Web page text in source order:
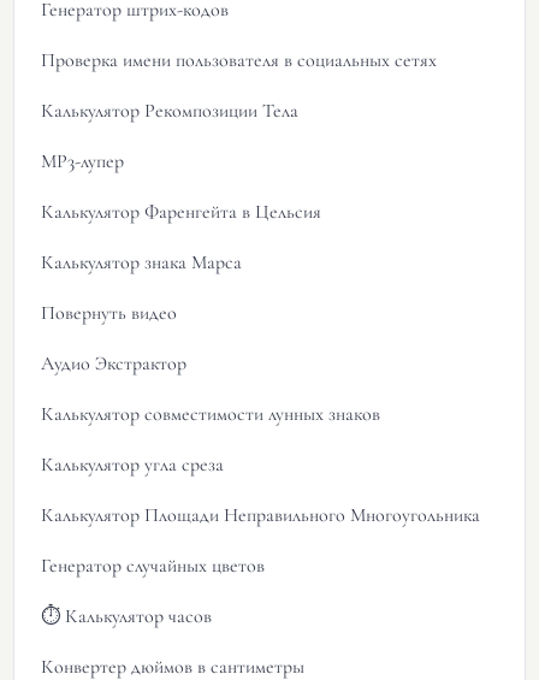
Генератор штрих-кодов
Проверка имени пользователя в социальных сетях
Калькулятор Рекомпозиции Тела
MP3-лупер
Калькулятор Фаренгейта в Цельсия
Калькулятор знака Марса
Повернуть видео
Аудио Экстрактор
Калькулятор совместимости лунных знаков
Калькулятор угла среза
Калькулятор Площади Неправильного Многоугольника
Генератор случайных цветов
⏱️ Калькулятор часов
Конвертер дюймов в сантиметры